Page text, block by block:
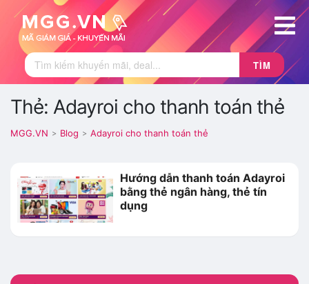
TÌM
Thẻ: Adayroi cho thanh toán thẻ
MGG.VN > Blog > Adayroi cho thanh toán thẻ
Hướng dẫn thanh toán Adayroi
bằng thẻ ngân hàng, thẻ tín
dụng